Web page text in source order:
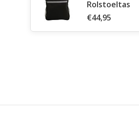
Rolstoeltas
€44,95